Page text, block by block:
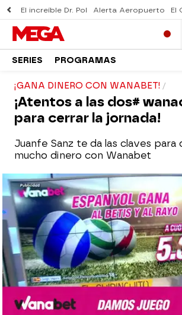
El increíble Dr. Pol Alerta Aeropuerto El
SERIES PROGRAMAS
¡GANA DINERO CON WANABET!
¡Atentos a las dos#
para cerrar la jornada!
Juanfe Sanz te da las claves para
mucho dinero con Wanabet
mega
madrid
Publicado: